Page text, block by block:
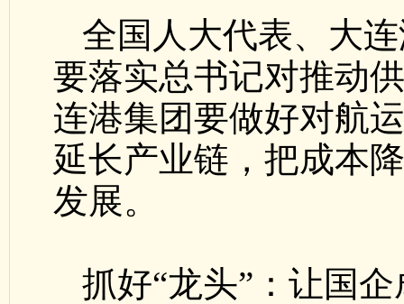
全国人大代表、大
要落实总书记对推动
连港集团要做好对航
延长产业链，把成本
发展。
抓好“龙头”：让国